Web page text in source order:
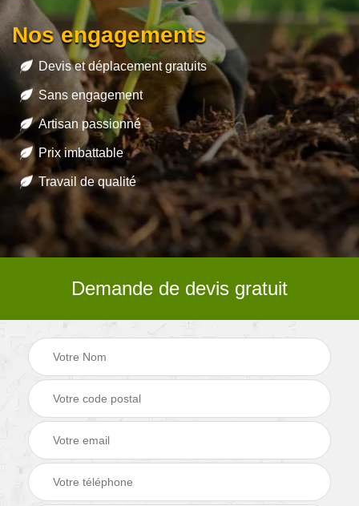
Nos engagements
Devis et déplacement gratuits
Sans engagement
Artisan passionné
Prix imbattable
Travail de qualité
Demande de devis gratuit